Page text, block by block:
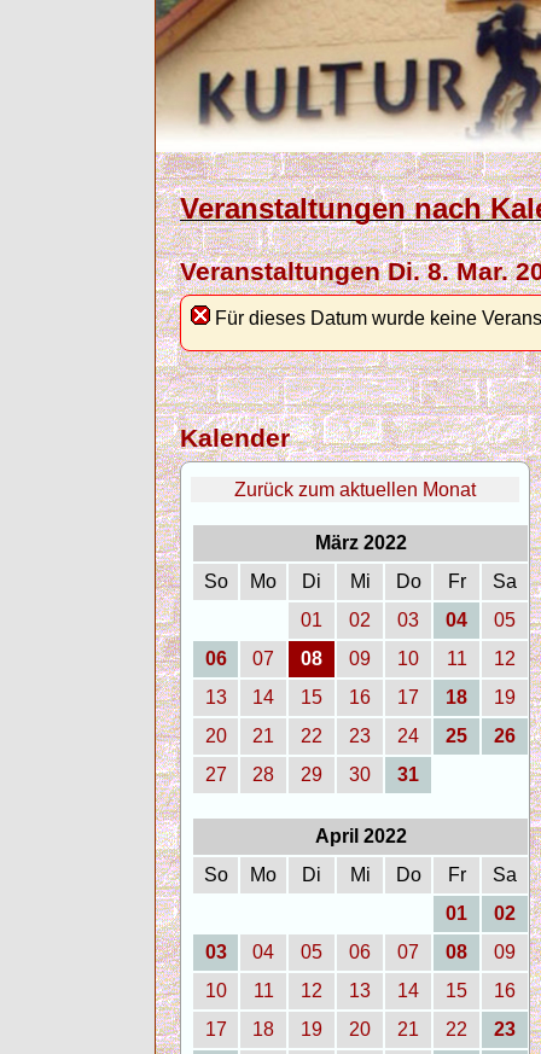
Veranstaltungen nach
Veranstaltungen Di. 8. Mar.
Für dieses Datum wurde keine
Kalender
Zurück zum aktuellen Monat
März 2022
So
Mo Di Mi Do Fr
Sa
01
02 03 04
05
06
07 08 09 10 11
12
13
14 15 16 17 18
19
20
21 22 23 24 25
26
27
28 29 30 31
April 2022
So
Mo Di Mi Do Fr
Sa
01
02
03
04 05 06 07 08
09
10
11 12 13 14 15
16
17
18 19 20 21 22
23